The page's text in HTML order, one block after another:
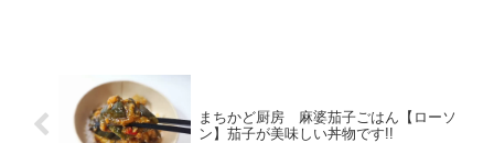
まちかど厨房 麻婆茄子ごはん【ローソ
ン】茄子が美味しい丼物です!!